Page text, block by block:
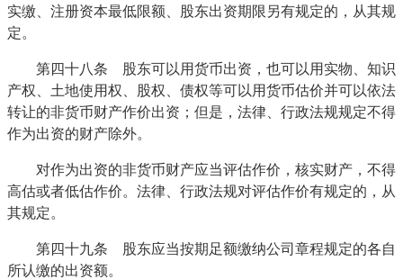
实缴、注册资本最低限额、股东出资期限另有规定的，从其规
定。
第四十八条 股东可以用货币出资，也可以用实物、知识
产权、土地使用权、股权、债权等可以用货币估价并可以依法
转让的非货币财产作价出资；但是，法律、行政法规规定不得
作为出资的财产除外。
对作为出资的非货币财产应当评估作价，核实财产，不得
高估或者低估作价。法律、行政法规对评估作价有规定的，从
其规定。
第四十九条 股东应当按期足额缴纳公司章程规定的各自
所认缴的出资额。